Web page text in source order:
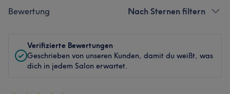
Bewertung Nach Sternen filtern
Verifizierte Bewertungen
Geschrieben von unseren Kunden, damit du weißt, was
dich in jedem Salon erwartet.